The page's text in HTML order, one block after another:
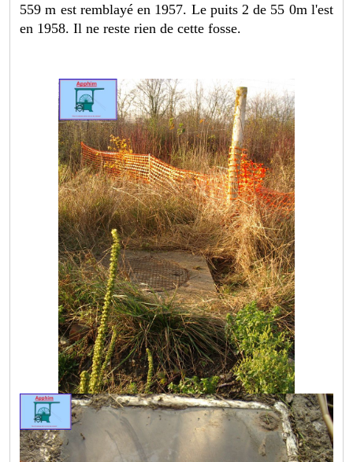
559 m est remblayé en 1957. Le puits 2 de 55 0m l'est
en 1958. Il ne reste rien de cette fosse.